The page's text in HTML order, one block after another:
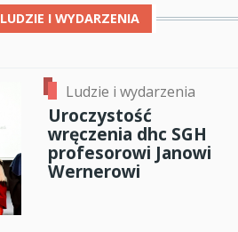
LUDZIE I WYDARZENIA
Ludzie i wydarzenia
Uroczystość
wręczenia dhc SGH
profesorowi Janowi
Wernerowi